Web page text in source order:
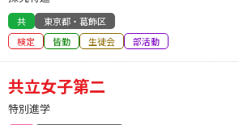
共
東京都・葛飾区
検定
皆勤 生徒会 部活動
共立女子第二
特別進学